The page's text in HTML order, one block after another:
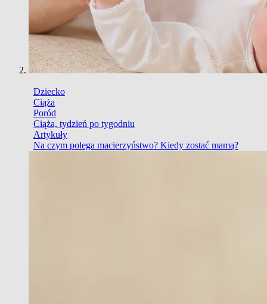
Dziecko
Ciąża
Poród
Ciąża, tydzień po tygodniu
Artykuły
Na czym polega macierzyństwo? Kiedy zostać mamą?